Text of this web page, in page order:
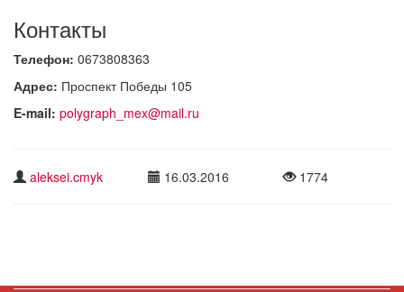
Контакты
Телефон: 0673808363
Адрес: Проспект Победы 105
E-mail: polygraph_mex@mail.ru
aleksei.cmyk 16.03.2016 1774